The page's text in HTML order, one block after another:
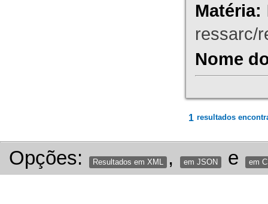
Matéria:
ressarc/
Nome
1 resultados
Opções: Resultados em XML , em JSON e em